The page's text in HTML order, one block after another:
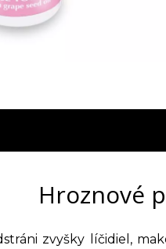
Hroznové
zvyšky líčidiel,